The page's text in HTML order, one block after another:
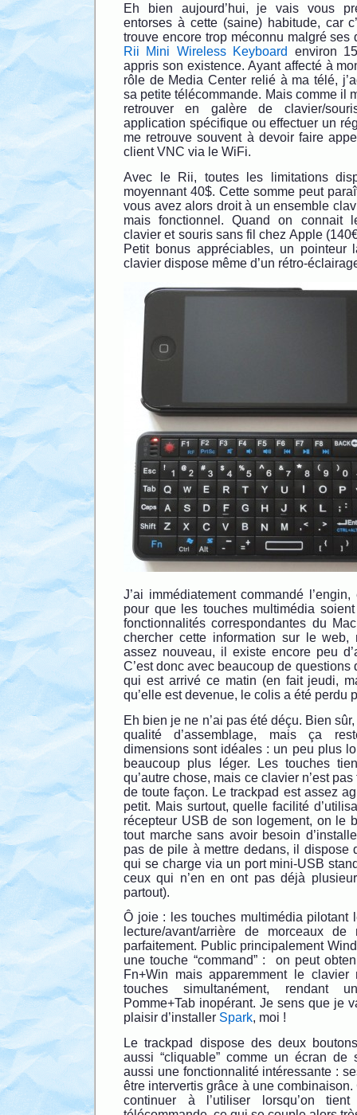
Eh bien aujourd’hui, je vais vous
entorses à cette (saine) habitude, car
trouve encore trop méconnu malgré ses
Rii Mini Wireless Keyboard
environ
appris son existence. Ayant affecté à
rôle de Media Center relié à ma télé,
sa petite télécommande. Mais comme il
retrouver en galère de clavier/
application spécifique ou effectuer un
me retrouve souvent à devoir faire
client VNC via le WiFi.
Avec le Rii, toutes les limitations
moyennant 40$. Cette somme peut
vous avez alors droit à un ensemble
mais fonctionnel. Quand on connait
clavier et souris sans fil chez Apple
Petit bonus appréciables, un pointeur
clavier dispose même d’un rétro-
J’ai immédiatement commandé
pour que les touches multimédia
fonctionnalités correspondantes du
chercher cette information sur le web,
assez nouveau, il existe encore peu
C’est donc avec beaucoup de questions
qui est arrivé ce matin (en fait jeudi,
qu’elle est devenue, le colis a été
Eh bien je ne n’ai pas été déçu. Bien
qualité d’assemblage, mais ça
dimensions sont idéales : un peu plus
beaucoup plus léger. Les touches
qu’autre chose, mais ce clavier n’est
de toute façon. Le trackpad est assez
petit. Mais surtout, quelle facilité
récepteur USB de son logement, on le
tout marche sans avoir besoin
pas de pile à mettre dedans, il dispose
qui se charge via un port mini-USB
ceux qui n’en en ont pas déjà
partout).
Ô joie : les touches multimédia pilotant
lecture/avant/arrière de morceaux de
parfaitement. Public principalement
une touche “command” : on peut
Fn+Win mais apparemment le
touches simultanément, rendant
Pomme+Tab inopérant. Je sens que je
plaisir d’installer Spark, moi !
Le trackpad dispose des deux
aussi “cliquable” comme un écran de
aussi une fonctionnalité intéressante :
être intervertis grâce à une
continuer à l’utiliser lorsqu’on